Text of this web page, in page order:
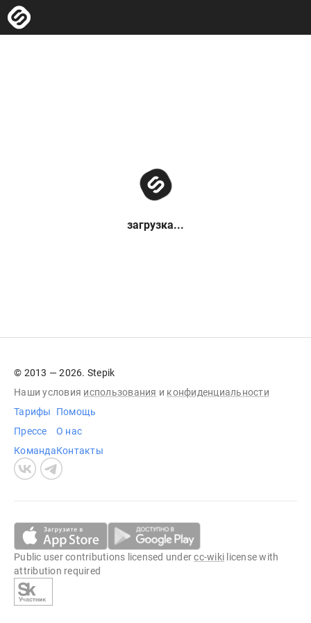
загрузка...
© 2013 — 2026. Stepik
Наши условия использования и конфиденциальности
Тарифы
Прессе
Команда
Помощь
О нас
Контакты
Public user contributions licensed undercc-wiki license with
attribution required